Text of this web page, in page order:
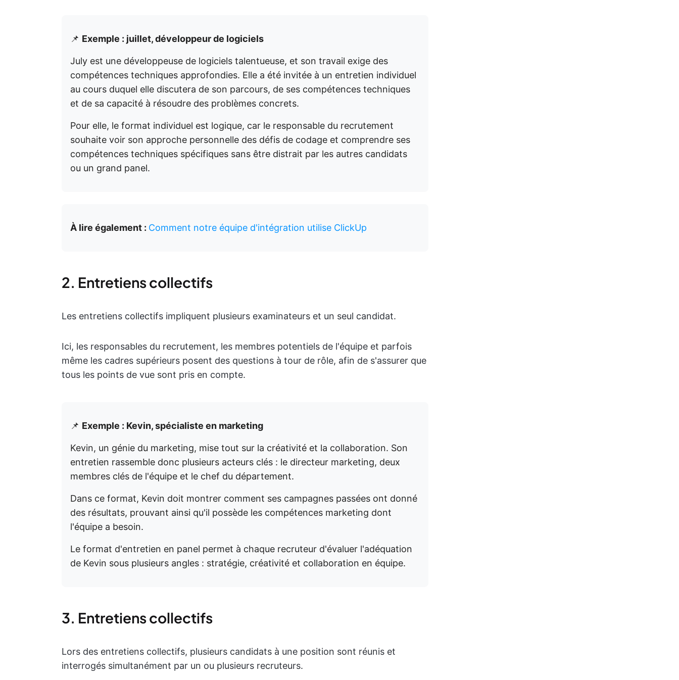
📌 Exemple : juillet, développeur de logiciels
July est une développeuse de logiciels talentueuse, et son travail exige des
compétences techniques approfondies. Elle a été invitée à un entretien individuel
au cours duquel elle discutera de son parcours, de ses compétences techniques
et de sa capacité à résoudre des problèmes concrets.
Pour elle, le format individuel est logique, car le responsable du recrutement
souhaite voir son approche personnelle des défis de codage et comprendre ses
compétences techniques spécifiques sans être distrait par les autres candidats
ou un grand panel.
À lire également : Comment notre équipe d'intégration utilise ClickUp
2. Entretiens collectifs
Les entretiens collectifs impliquent plusieurs examinateurs et un seul candidat.
Ici, les responsables du recrutement, les membres potentiels de l'équipe et parfois
même les cadres supérieurs posent des questions à tour de rôle, afin de s'assurer que
tous les points de vue sont pris en compte.
📌 Exemple : Kevin, spécialiste en marketing
Kevin, un génie du marketing, mise tout sur la créativité et la collaboration. Son
entretien rassemble donc plusieurs acteurs clés : le directeur marketing, deux
membres clés de l'équipe et le chef du département.
Dans ce format, Kevin doit montrer comment ses campagnes passées ont donné
des résultats, prouvant ainsi qu'il possède les compétences marketing dont
l'équipe a besoin.
Le format d'entretien en panel permet à chaque recruteur d'évaluer l'adéquation
de Kevin sous plusieurs angles : stratégie, créativité et collaboration en équipe.
3. Entretiens collectifs
Lors des entretiens collectifs, plusieurs candidats à une position sont réunis et
interrogés simultanément par un ou plusieurs recruteurs.